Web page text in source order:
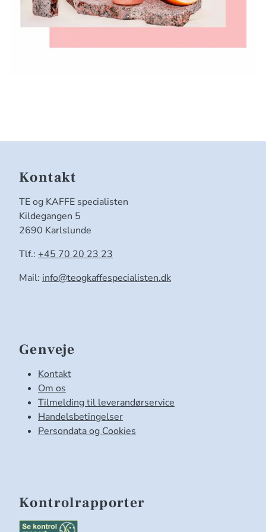
Kontakt
TE og KAFFE specialisten
Kildegangen 5
2690 Karlslunde
Tlf.: +45 70 20 23 23
Mail: info@teogkaffespecialisten.dk
Genveje
Kontakt
Om os
Tilmelding til leverandørservice
Handelsbetingelser
Persondata og Cookies
Kontrolrapporter